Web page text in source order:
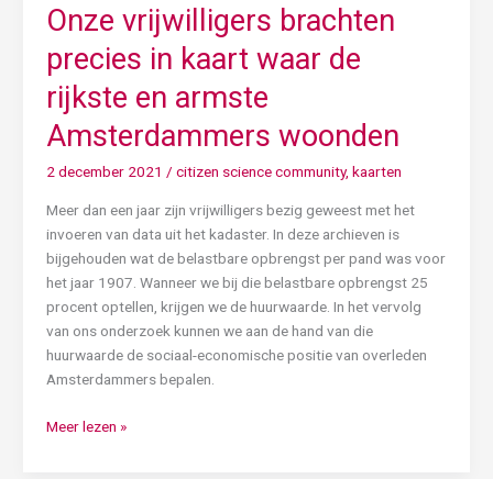
Onze vrijwilligers brachten
precies in kaart waar de
rijkste en armste
Amsterdammers woonden
2 december 2021 / citizen science community, kaarten
Meer dan een jaar zijn vrijwilligers bezig geweest met het
invoeren van data uit het kadaster. In deze archieven is
bijgehouden wat de belastbare opbrengst per pand was voor
het jaar 1907. Wanneer we bij die belastbare opbrengst 25
procent optellen, krijgen we de huurwaarde. In het vervolg
van ons onderzoek kunnen we aan de hand van die
huurwaarde de sociaal-economische positie van overleden
Amsterdammers bepalen.
Meer lezen »